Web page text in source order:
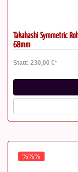
Takahashi Symmetric
68mm
Statt: 230,00 €*
%%%